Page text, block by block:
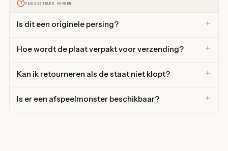
VEELGESTELDE VRAGEN
Is dit een originele persing?
Hoe wordt de plaat verpakt voor verzending?
Kan ik retourneren als de staat niet klopt?
Is er een afspeelmonster beschikbaar?